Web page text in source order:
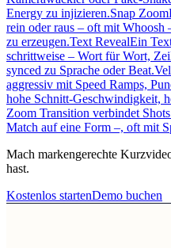
Energy zu injizieren.Snap Zoom
rein oder raus – oft mit Whoosh
zu erzeugen.Text RevealEin
schrittweise – Wort für Wort,
synced zu Sprache oder Beat.
aggressiv mit Speed Ramps,
hohe Schnitt-Geschwindigkeit,
Zoom Transition verbindet
Match auf eine Form –, oft mit
Mach markengerechte
hast.
Kostenlos startenDemo buchen